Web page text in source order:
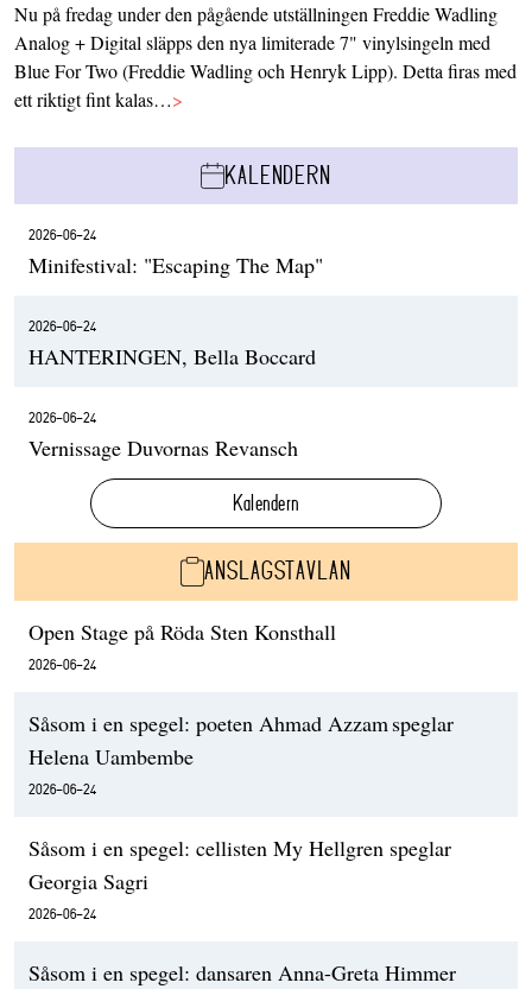
Nu på fredag under den pågående utställningen Freddie Wadling
Analog + Digital släpps den nya limiterade 7" vinylsingeln med
Blue For Two (Freddie Wadling och Henryk Lipp). Detta firas med
ett riktigt fint kalas…>
KALENDERN
2026-06-24
Minifestival: "Escaping The Map"
2026-06-24
HANTERINGEN, Bella Boccard
2026-06-24
Vernissage Duvornas Revansch
Kalendern
ANSLAGSTAVLAN
Open Stage på Röda Sten Konsthall
2026-06-24
Såsom i en spegel: poeten Ahmad Azzam speglar
Helena Uambembe
2026-06-24
Såsom i en spegel: cellisten My Hellgren speglar
Georgia Sagri
2026-06-24
Såsom i en spegel: dansaren Anna-Greta Himmer